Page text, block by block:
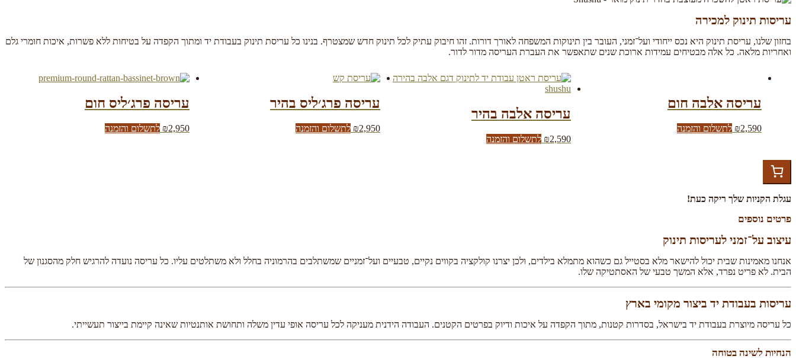
עריסות תינוק למכירה
בחזון שלנו, עריסת תינוק היא נכס ייחודי ועל־זמני, העובר בין תינוקות המשפחה לאורך דורות. זהו חיבוק עתיק לכל תינוק חדש שמצטרף. בנינו כל עריסת תינוק בעבודת יד ומתוך הקפדה על בטיחות ללא פשרות, איכות חומרי גלם
ואחריות מלאה. כל אלה מבטיחים עמידות ארוכת שנים שתאפשר את העברת העריסה מדור לדור.
עריסה אלבה חום
₪2,590 לתשלום והזמנה
עריסה אלבה בהיר
₪2,590 לתשלום והזמנה
עריסה פרג׳ליס בהיר
₪2,950 לתשלום והזמנה
עריסה פרג׳ליס חום
₪2,950 לתשלום והזמנה
עגלת הקניות שלך ריקה כעת!
פרטים נוספים
עיצוב על־זמני לעריסות תינוק
אנחנו מאמינות שבית יכול להישאר מלא בסטייל גם כשהוא מתמלא בילדים, ולכן יצרנו קולקציה בקווים נקיים, טבעיים ועל־זמניים שמשתלבים בהרמוניה בחלל ולא משתלטים עליו. כל עריסה נועדה להרגיש חלק מהסגנון של
הבית. לא פריט נפרד, אלא המשך טבעי של האסתטיקה שלו.
עריסות בעבודת יד ביצור מקומי בארץ
כל עריסה מיוצרת בעבודת יד בישראל, בסדרות קטנות, מתוך הקפדה על איכות ודיוק בפרטים הקטנים. העבודה הידנית מעניקה לכל עריסה אופי עדין משלה ותחושת אותנטיות שאינה קיימת בייצור תעשייתי.
הנחיות לשינה בטוחה